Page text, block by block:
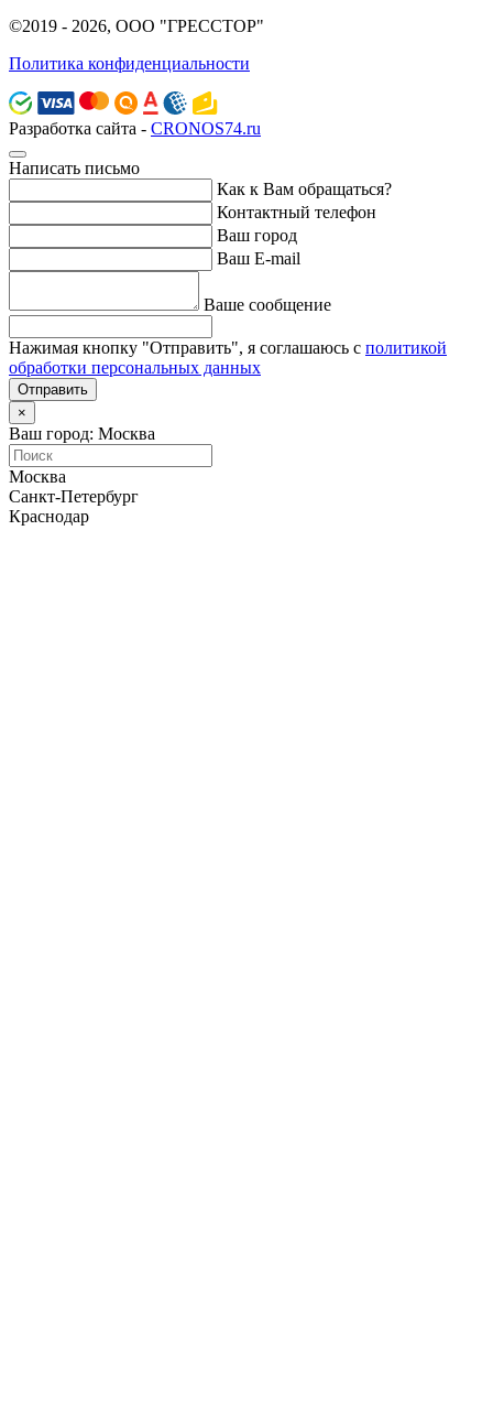
©2019 - 2026, ООО "ГРЕССТОР"
Политика конфиденциальности
Разработка сайта - CRONOS74.ru
Написать письмо
Как к Вам обращаться?
Контактный телефон
Ваш город
Ваш E-mail
Ваше сообщение
Нажимая кнопку "Отправить", я соглашаюсь с политикой
обработки персональных данных
Отправить
×
Ваш город: Москва
Москва
Санкт-Петербург
Краснодар